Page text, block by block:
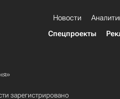
Новости
Спецпроекты
зарегистрировано